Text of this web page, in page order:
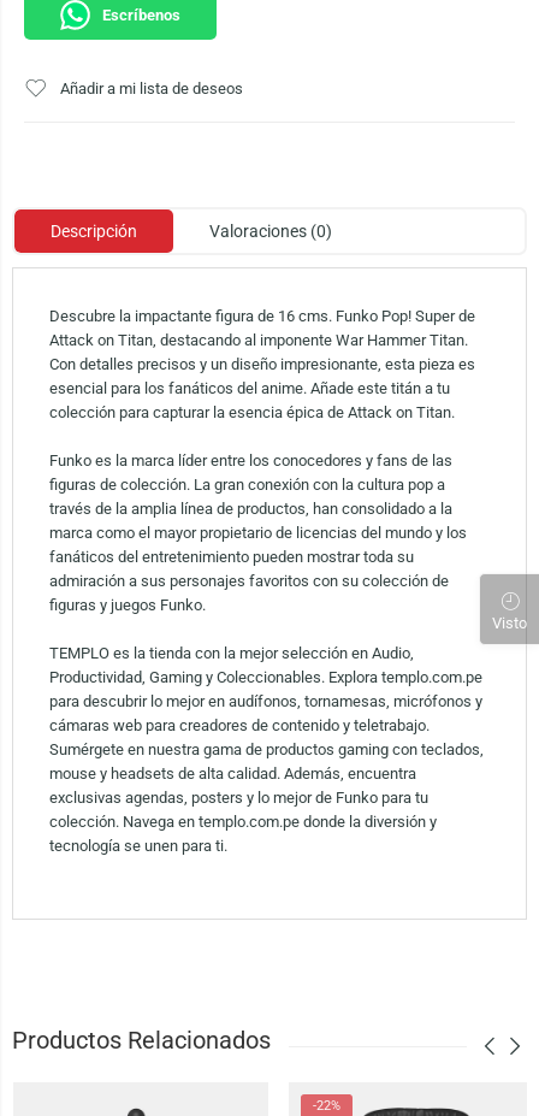
Escríbenos
Añadir a mi lista de deseos
Descripción Valoraciones (0)
Descubre la impactante figura de 16 cms. Funko Pop! Super de
Attack on Titan, destacando al imponente War Hammer Titan.
Con detalles precisos y un diseño impresionante, esta pieza es
esencial para los fanáticos del anime. Añade este titán a tu
colección para capturar la esencia épica de Attack on Titan.
Funko es la marca líder entre los conocedores y fans de las
figuras de colección. La gran conexión con la cultura pop a
través de la amplia línea de productos, han consolidado a la
marca como el mayor propietario de licencias del mundo y los
fanáticos del entretenimiento pueden mostrar toda su
admiración a sus personajes favoritos con su colección de
figuras y juegos Funko.
TEMPLO es la tienda con la mejor selección en Audio,
Productividad, Gaming y Coleccionables. Explora templo.com.pe
para descubrir lo mejor en audífonos, tornamesas, micrófonos y
cámaras web para creadores de contenido y teletrabajo.
Sumérgete en nuestra gama de productos gaming con teclados,
mouse y headsets de alta calidad. Además, encuentra
exclusivas agendas, posters y lo mejor de Funko para tu
colección. Navega en templo.com.pe donde la diversión y
tecnología se unen para ti.
Productos Relacionados
-22%
Visto